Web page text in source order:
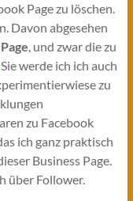
Page zu löschen.
Davon abgesehen
, und zwar die zu
werde ich ich auch
zu
zu Facebook
ich ganz praktisch
Business Page.
über Follower.